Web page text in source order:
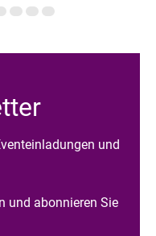
und
und abonnieren Sie